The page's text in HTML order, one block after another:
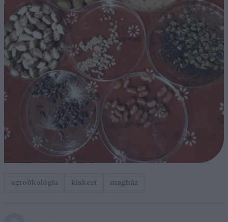
agroökológia kiskert magház